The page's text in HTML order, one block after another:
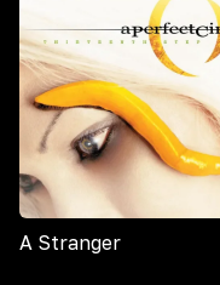
A Stranger